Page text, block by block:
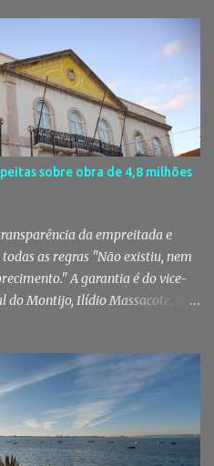
criminalidade no distrito de
apreendidos pela GNR Um
feira, 28 de Julho, por
de estupefacientes, na
foi efetuada pelo Comando
do Posto Territorial de
de fiscalização
combate ao consumo e tráfico
da Guarda identificaram
policial realizada em Pi...
sobre obra de 4,8 milhões
da empreitada e
as regras "Não existiu, nem
A garantia é do vice-
do Montijo, Ilídio Massacote, que
cumpriu todas as exigências
direto depois de três
Município responde às
escola A Câmara Municipal
às dúvidas levantadas em